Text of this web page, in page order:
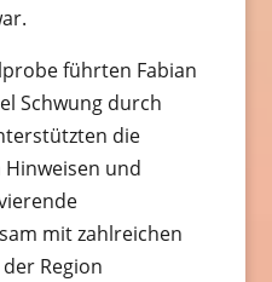
führten Fabian
Schwung durch
die
und
mit zahlreichen
Region